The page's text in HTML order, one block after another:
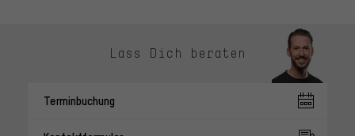
Lass Dich beraten
Terminbuchung